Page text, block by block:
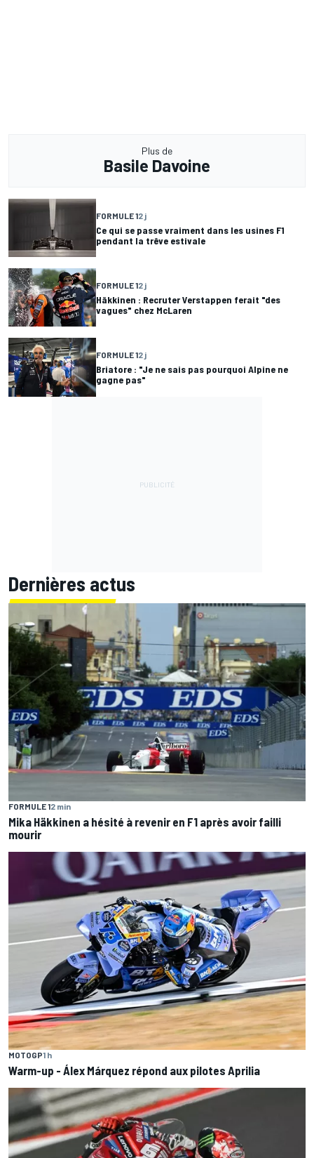
Plus de
Basile Davoine
FORMULE 12 j
Ce qui se passe vraiment dans les usines F1
pendant la trêve estivale
FORMULE 12 j
Häkkinen : Recruter Verstappen ferait "des
vagues" chez McLaren
FORMULE 12 j
Briatore : "Je ne sais pas pourquoi Alpine ne
gagne pas"
Dernières actus
FORMULE 12 min
Mika Häkkinen a hésité à revenir en F1 après avoir failli
mourir
MOTOGP1 h
Warm-up - Álex Márquez répond aux pilotes Aprilia